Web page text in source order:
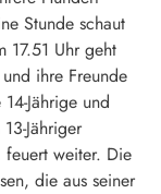
Stunde schaut
17.51 Uhr geht
ihre Freunde
Jährige und
Jähriger
weiter. Die
die aus seiner